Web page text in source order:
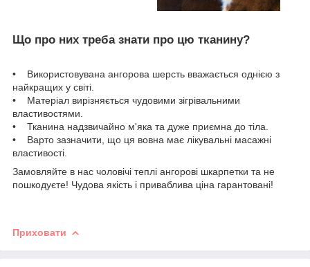
Що про них треба знати про цю тканину?
• Використовувана ангорова шерсть вважається однією з
найкращих у світі.
• Матеріал вирізняється чудовими зігрівальними
властивостями.
• Тканина надзвичайно м'яка та дуже приємна до тіла.
• Варто зазначити, що ця вовна має лікувальні масажні
властивості.
Замовляйте в нас чоловічі теплі ангорові шкарпетки та не
пошкодуєте! Чудова якість і приваблива ціна гарантовані!
Приховати